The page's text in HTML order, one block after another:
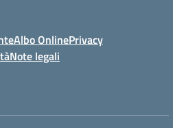
Albo OnlinePrivacy
Note legali